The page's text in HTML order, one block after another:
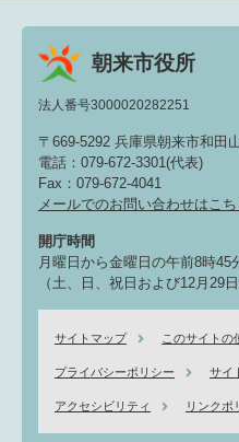
朝来市役所
法人番号3000020282251
〒669-5292 兵庫県朝来市和田
電話：079-672-3301(代表)
Fax：079-672-4041
メールでのお問い合わせはこち
開庁時間
月曜日から金曜日の午前8時45
（土、日、祝日および12月29
サイトマップ このサイトの
プライバシーポリシー サイ
アクセシビリティ リンクポ